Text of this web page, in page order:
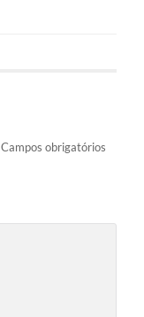
Campos obrigatórios